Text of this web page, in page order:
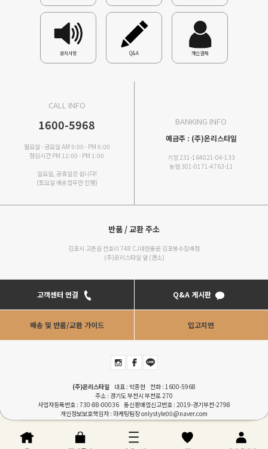
공지사항 Q&A 개인결제
CALL INFO
1600-5968
월요일 - 금요일 AM 9:00 - PM 6:00
점심시간 PM 12:00 - PM 1:00
일요일, 공휴일은 쉽니다!
(토요일 배송업무만 진행)
BANKING INFO
예금주 : (주)온리스타일
기업 231-164021-04-133
농협 301-0171-4763-11
반품 / 교환 주소
김포시 고촌읍 전호리 748 CJ대한통운 김포봉수집배점
(주)온리스타일 앞 (갠소)
고객센터 연결 Q&A 게시판
배송 및 반품/교환 가이드 입고지연
(주)온리스타일 대표 : 박종현 전화 : 1600-5968
주소 : 경기도 부천시 부천로 270
사업자등록번호 : 730-88-00036 통신판매업신고번호 : 2019-경기부천-2798
개인정보보호책임자 : 마케팅팀장onlystyle00@naver.com
COPYRIGHTⓒONLYSTYLE. ALL RIGHT RESERVERD. Designed byRENEWWAVE
이용안내
개인정보처리방침 PC버젼